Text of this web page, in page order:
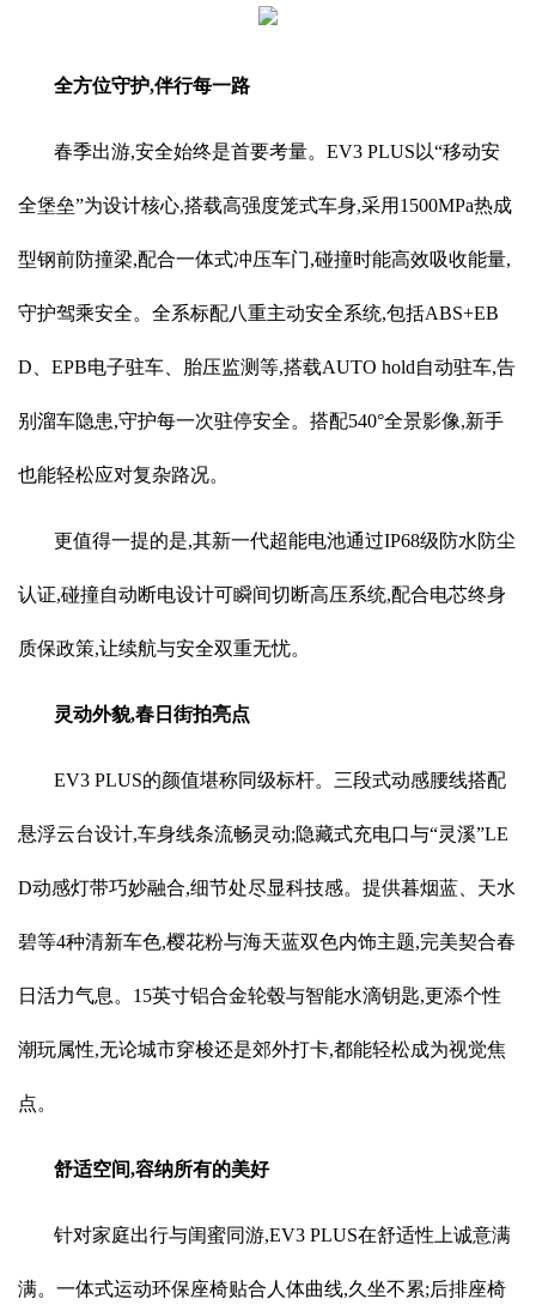
全方位守护,伴行每一路
春季出游,安全始终是首要考量。EV3 PLUS以“移动安
全堡垒”为设计核心,搭载高强度笼式车身,采用1500MPa热成
型钢前防撞梁,配合一体式冲压车门,碰撞时能高效吸收能量,
守护驾乘安全。全系标配八重主动安全系统,包括ABS+EB
D、EPB电子驻车、胎压监测等,搭载AUTO hold自动驻车,告
别溜车隐患,守护每一次驻停安全。搭配540°全景影像,新手
也能轻松应对复杂路况。
更值得一提的是,其新一代超能电池通过IP68级防水防尘
认证,碰撞自动断电设计可瞬间切断高压系统,配合电芯终身
质保政策,让续航与安全双重无忧。
灵动外貌,春日街拍亮点
EV3 PLUS的颜值堪称同级标杆。三段式动感腰线搭配
悬浮云台设计,车身线条流畅灵动;隐藏式充电口与“灵溪”LE
D动感灯带巧妙融合,细节处尽显科技感。提供暮烟蓝、天水
碧等4种清新车色,樱花粉与海天蓝双色内饰主题,完美契合春
日活力气息。15英寸铝合金轮毂与智能水滴钥匙,更添个性
潮玩属性,无论城市穿梭还是郊外打卡,都能轻松成为视觉焦
点。
舒适空间,容纳所有的美好
针对家庭出行与闺蜜同游,EV3 PLUS在舒适性上诚意满
满。一体式运动环保座椅贴合人体曲线,久坐不累;后排座椅